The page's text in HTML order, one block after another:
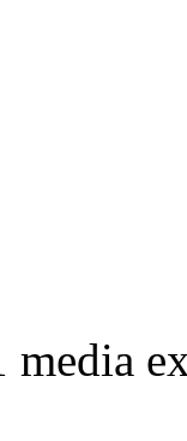
media